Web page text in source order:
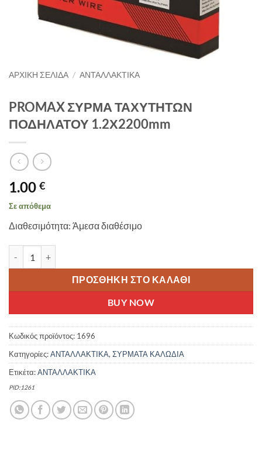
ΑΡΧΙΚΉ ΣΕΛΊΔΑ / ΑΝΤΑΛΛΑΚΤΙΚΑ
PROMAX ΣΥΡΜΑ ΤΑΧΥΤΗΤΩΝ
ΠΟΔΗΛΑΤΟΥ 1.2Χ2200mm
1.00 €
Σε απόθεμα
Διαθεσιμότητα: Άμεσα διαθέσιμο
ΠΡΟΣΘΉΚΗ ΣΤΟ ΚΑΛΆΘΙ
BUY NOW
Κωδικός προϊόντος: 1696
Κατηγορίες:ΑΝΤΑΛΛΑΚΤΙΚΑ, ΣΥΡΜΑΤΑ ΚΑΛΩΔΙΑ
Ετικέτα:ΑΝΤΑΛΛΑΚΤΙΚΑ
PID:1261